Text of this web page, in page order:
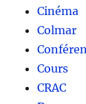
Cinéma
Colmar
Cours
CRAC